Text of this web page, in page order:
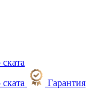
Гарантия